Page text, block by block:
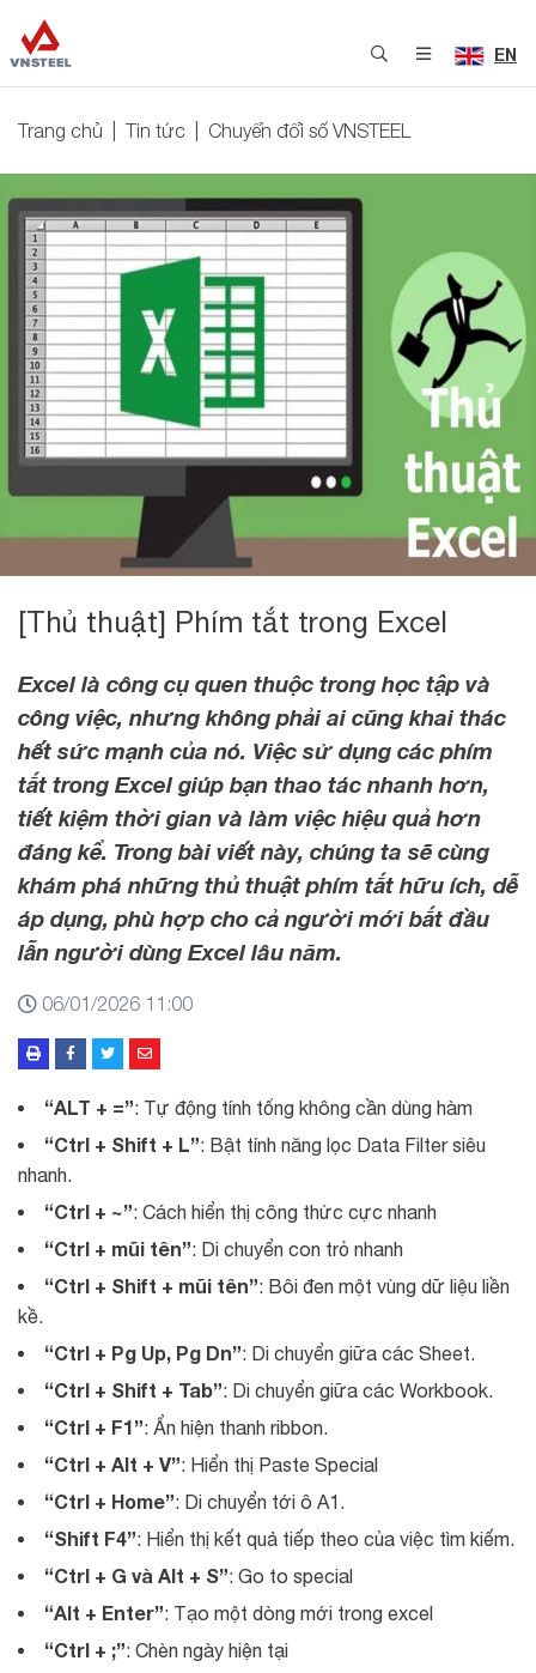
EN
Trang chủ Tin tức Chuyển đổi số VNSTEEL
[Thủ thuật] Phím tắt trong Excel
Excel là công cụ quen thuộc trong học tập và
công việc, nhưng không phải ai cũng khai thác
hết sức mạnh của nó. Việc sử dụng các phím
tắt trong Excel giúp bạn thao tác nhanh hơn,
tiết kiệm thời gian và làm việc hiệu quả hơn
đáng kể. Trong bài viết này, chúng ta sẽ cùng
khám phá những thủ thuật phím tắt hữu ích, dễ
áp dụng, phù hợp cho cả người mới bắt đầu
lẫn người dùng Excel lâu năm.
06/01/2026 11:00
“ALT + =”: Tự động tính tổng không cần dùng hàm
“Ctrl + Shift + L”: Bật tính năng lọc Data Filter siêu
nhanh.
“Ctrl + ~”: Cách hiển thị công thức cực nhanh
“Ctrl + mũi tên”: Di chuyển con trỏ nhanh
“Ctrl + Shift + mũi tên”: Bôi đen một vùng dữ liệu liền
kề.
“Ctrl + Pg Up, Pg Dn”: Di chuyển giữa các Sheet.
“Ctrl + Shift + Tab”: Di chuyển giữa các Workbook.
“Ctrl + F1”: Ẩn hiện thanh ribbon.
“Ctrl + Alt + V”: Hiển thị Paste Special
“Ctrl + Home”: Di chuyển tới ô A1.
“Shift F4”: Hiển thị kết quả tiếp theo của việc tìm kiếm.
“Ctrl + G và Alt + S”: Go to special
“Alt + Enter”: Tạo một dòng mới trong excel
“Ctrl + ;”: Chèn ngày hiện tại